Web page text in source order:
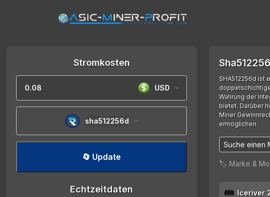
Stromkosten
USD
sha512256d
🔄 Update
Echtzeitdaten
SHA512256d ist
Wahrung der
bietet. Darüber
Miner
ermöglichen.
🏷️ Marke &
Iceriver